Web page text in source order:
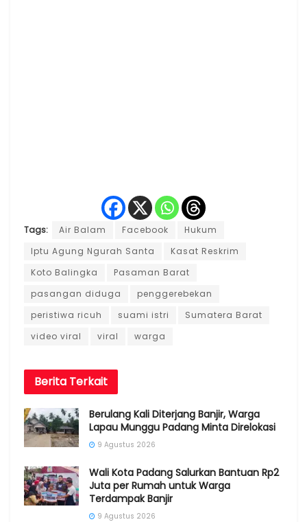
Tags: Air Balam Facebook
Hukum
Iptu Agung Ngurah Santa
Kasat Reskrim
Koto Balingka
Pasaman Barat
pasangan diduga
penggerebekan
peristiwa ricuh
suami istri
Sumatera Barat
video viral
viral warga
Berita Terkait
Berulang Kali Diterjang Banjir, Warga
Lapau Munggu Padang Minta Direlokasi
9 Agustus 2026
Wali Kota Padang Salurkan Bantuan Rp2
Juta per Rumah untuk Warga
Terdampak Banjir
9 Agustus 2026